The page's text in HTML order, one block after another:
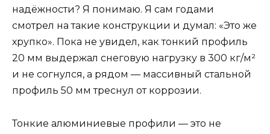
надёжности? Я понимаю. Я сам годами
смотрел на такие конструкции и думал: «Это же
хрупко». Пока не увидел, как тонкий профиль
20 мм выдержал снеговую нагрузку в 300 кг/м²
и не согнулся, а рядом — массивный стальной
профиль 50 мм треснул от коррозии.
Тонкие алюминиевые профили — это не